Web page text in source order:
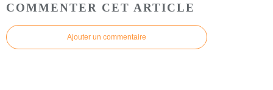
COMMENTER CET ARTICLE
Ajouter un commentaire